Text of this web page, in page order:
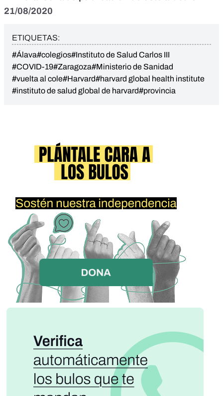
21/08/2020
ETIQUETAS:
#Álava#colegios#Instituto de Salud Carlos III
#COVID-19#Zaragoza#Ministerio de Sanidad
#vuelta al cole#Harvard#harvard global health institute
#instituto de salud global de harvard#provincia